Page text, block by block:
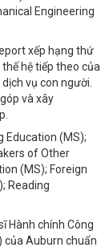
Engineering
xếp hạng thứ
hệ tiếp theo của
vụ con người.
và xây
Education (MS);
of Other
(MS); Foreign
Reading
Hành chính Công
của Auburn chuẩn